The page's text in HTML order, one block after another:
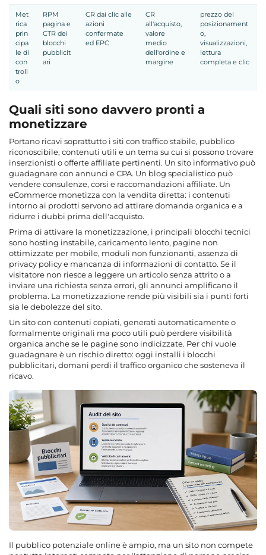
Met
rica
prin
cipa
le di
con
troll
o
RPM
pagina e
CTR dei
blocchi
pubblicit
ari
CR dai clic alle
azioni
confermate
ed EPC
CR
all'acquisto,
valore
medio
dell'ordine e
margine
prezzo del
posizionament
o,
visualizzazioni,
lettura
completa e clic
Quali siti sono davvero pronti a
monetizzare
Portano ricavi soprattutto i siti con traffico stabile, pubblico
riconoscibile, contenuti utili e un tema su cui si possono trovare
inserzionisti o offerte affiliate pertinenti. Un sito informativo può
guadagnare con annunci e CPA. Un blog specialistico può
vendere consulenze, corsi e raccomandazioni affiliate. Un
eCommerce monetizza con la vendita diretta: i contenuti
intorno ai prodotti servono ad attirare domanda organica e a
ridurre i dubbi prima dell'acquisto.
Prima di attivare la monetizzazione, i principali blocchi tecnici
sono hosting instabile, caricamento lento, pagine non
ottimizzate per mobile, moduli non funzionanti, assenza di
privacy policy e mancanza di informazioni di contatto. Se il
visitatore non riesce a leggere un articolo senza attrito o a
inviare una richiesta senza errori, gli annunci amplificano il
problema. La monetizzazione rende più visibili sia i punti forti
sia le debolezze del sito.
Un sito con contenuti copiati, generati automaticamente o
formalmente originali ma poco utili può perdere visibilità
organica anche se le pagine sono indicizzate. Per chi vuole
guadagnare è un rischio diretto: oggi installi i blocchi
pubblicitari, domani perdi il traffico organico che sosteneva il
ricavo.
Il pubblico potenziale online è ampio, ma un sito non compete